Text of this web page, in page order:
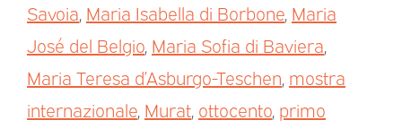
Savoia Maria Isabella di Borbone Maria
José del Belgio Maria Sofia di Baviera
Maria Teresa d’Asburgo-Teschen mostra
internazionale Murat ottocento primo